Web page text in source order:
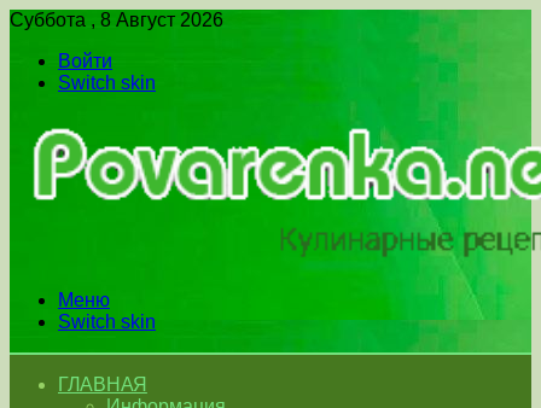
Суббота , 8 Август 2026
Войти
Switch skin
Меню
Switch skin
ГЛАВНАЯ